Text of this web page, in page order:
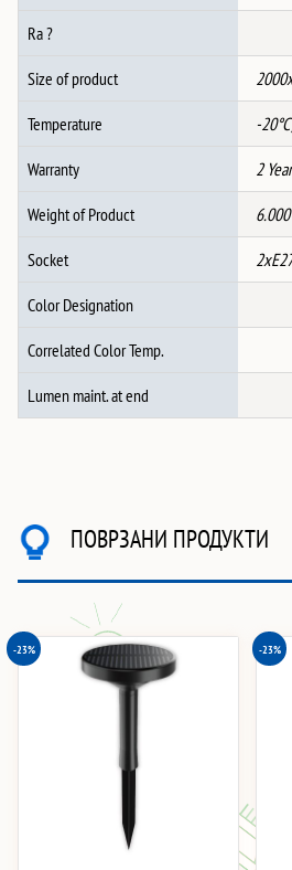
Ra ?
Size of product
Temperature -
Warranty 2
Weight of Product
Socket
Color Designation
Correlated Color Temp.
Lumen maint. at end
ПОВРЗАНИ ПРОДУКТИ
-23% -23%